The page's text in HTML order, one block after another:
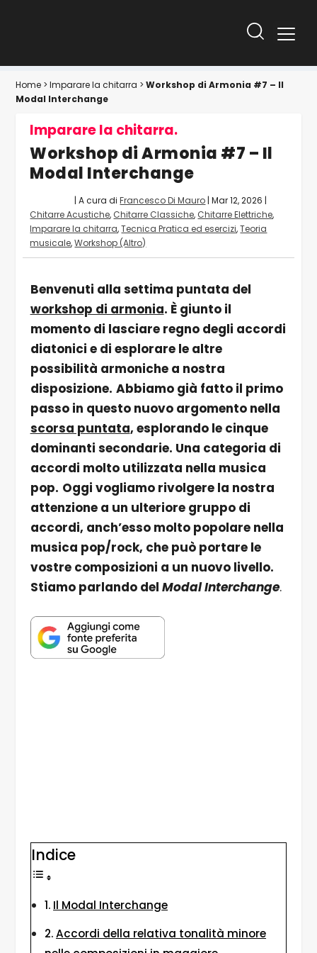
Home >Imparare la chitarra >Workshop di Armonia #7 – Il
Modal Interchange
Imparare la chitarra.
Workshop di Armonia #7 – Il
Modal Interchange
| A cura diFrancesco Di Mauro |Mar 12, 2026 |
Chitarre Acustiche, Chitarre Classiche, Chitarre Elettriche,
Imparare la chitarra,Tecnica Pratica ed esercizi,Teoria
musicale,Workshop (Altro)
Benvenuti alla settima puntata del
workshop di armonia. È giunto il
momento di lasciare regno degli accordi
diatonici e di esplorare le altre
possibilità armoniche a nostra
disposizione. Abbiamo già fatto il primo
passo in questo nuovo argomento nella
scorsa puntata, esplorando le cinque
dominanti secondarie. Una categoria di
accordi molto utilizzata nella musica
pop. Oggi vogliamo rivolgere la nostra
attenzione a un ulteriore gruppo di
accordi, anch’esso molto popolare nella
musica pop/rock, che può portare le
vostre composizioni a un nuovo livello.
Stiamo parlando del Modal Interchange.
Indice
Il Modal Interchange
Accordi della relativa tonalità minore